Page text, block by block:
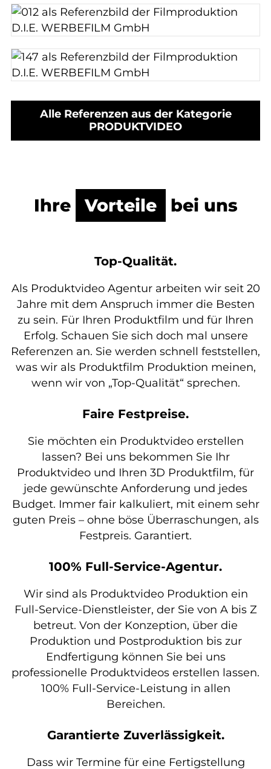
Alle Referenzen aus der Kategorie
PRODUKTVIDEO
Ihre Vorteile bei uns
Top-Qualität.
Als Produktvideo Agentur arbeiten wir seit 20
Jahre mit dem Anspruch immer die Besten
zu sein. Für Ihren Produktfilm und für Ihren
Erfolg. Schauen Sie sich doch mal unsere
Referenzen an. Sie werden schnell feststellen,
was wir als Produktfilm Produktion meinen,
wenn wir von „Top-Qualität“ sprechen.
Faire Festpreise.
Sie möchten ein Produktvideo erstellen
lassen? Bei uns bekommen Sie Ihr
Produktvideo und Ihren 3D Produktfilm, für
jede gewünschte Anforderung und jedes
Budget. Immer fair kalkuliert, mit einem sehr
guten Preis – ohne böse Überraschungen, als
Festpreis. Garantiert.
100% Full-Service-Agentur.
Wir sind als Produktvideo Produktion ein
Full-Service-Dienstleister, der Sie von A bis Z
betreut. Von der Konzeption, über die
Produktion und Postproduktion bis zur
Endfertigung können Sie bei uns
professionelle Produktvideos erstellen lassen.
100% Full-Service-Leistung in allen
Bereichen.
Garantierte Zuverlässigkeit.
Dass wir Termine für eine Fertigstellung